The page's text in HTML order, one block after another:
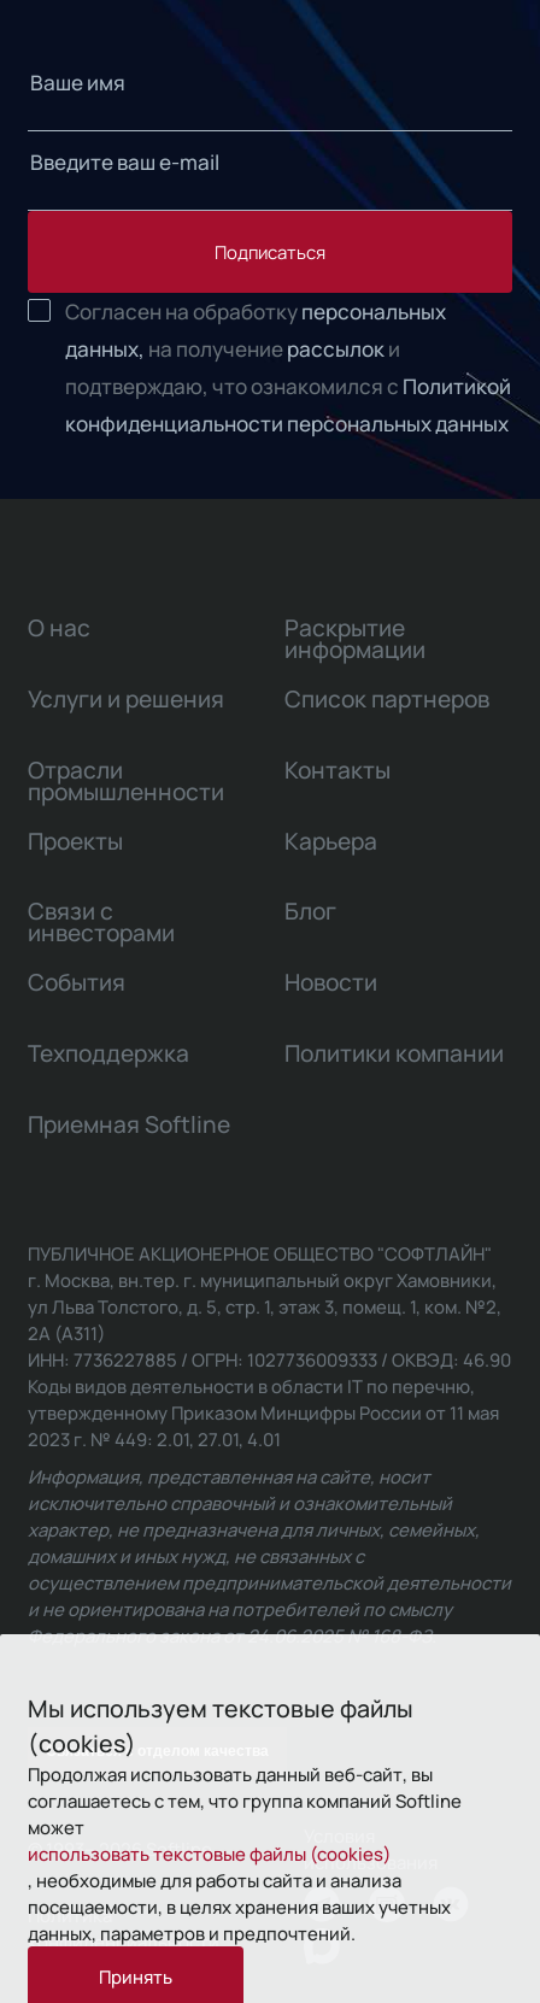
Подписаться
Согласен на обработкуперсональных
данных, на получениерассылоки
подтверждаю, что ознакомился с Политикой
конфиденциальности персональных данных
Мы используем текстовые файлы
(cookies)
Продолжая использовать данный веб-сайт, вы
соглашаетесь с тем, что группа компаний Softline
может
использовать текстовые файлы (cookies)
, необходимые для работы сайта и анализа
посещаемости, в целях хранения ваших учетных
данных, параметров и предпочтений.
Принять
О нас
Услуги и решения
Отрасли
промышленности
Проекты
Связи с
инвесторами
Раскрытие
информации
Список партнеров
Контакты
Карьера
Блог
События Новости
Техподдержка Политики компании
Приемная Softline
Связаться с отделом качества
ПУБЛИЧНОЕ АКЦИОНЕРНОЕ ОБЩЕСТВО "СОФТЛАЙН"
г. Москва, вн.тер. г. муниципальный округ Хамовники,
ул Льва Толстого, д. 5, стр. 1, этаж 3, помещ. 1, ком. №2,
2А (А311)
ИНН: 7736227885 / ОГРН: 1027736009333 / ОКВЭД: 46.90
Коды видов деятельности в области IT по перечню,
утвержденному Приказом Минцифры России от 11 мая
2023 г. № 449: 2.01, 27.01, 4.01
Информация, представленная на сайте, носит
исключительно справочный и ознакомительный
характер, не предназначена для личных, семейных,
домашних и иных нужд, не связанных с
осуществлением предпринимательской деятельности
и не ориентирована на потребителей по смыслу
Федерального закона от 24.06.2025 № 168-ФЗ.
© 1993—2026 Softline
использования
Политика
конфиденциальности